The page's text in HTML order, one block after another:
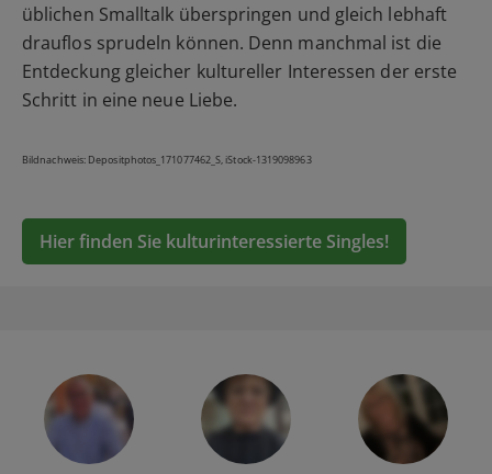
üblichen Smalltalk überspringen und gleich lebhaft
drauflos sprudeln können. Denn manchmal ist die
Entdeckung gleicher kultureller Interessen der erste
Schritt in eine neue Liebe.
Bildnachweis: Depositphotos_171077462_S, iStock-1319098963
Hier finden Sie kulturinteressierte Singles!